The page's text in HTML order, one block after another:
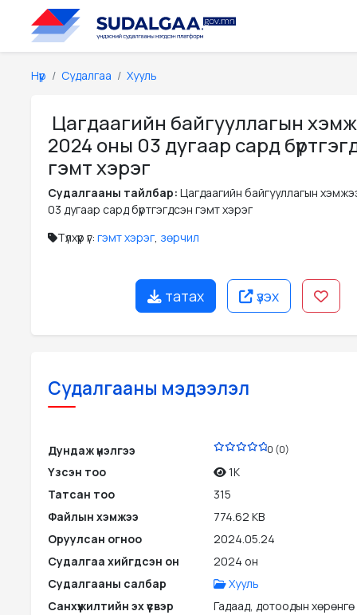
Нүүр Судалгаа Хууль
Цагдаагийн байгууллагын
2024 оны 03 дугаар сард
гэмт хэрэг
Судалгааны тайлбар: Цагдаагийн байгууллагын
03 дугаар сард бүртгэгдсэн гэмт хэрэг
Түлхүүр үг: гэмт хэрэг, зөрчил
татах үзэх
Судалгааны мэдээлэл
Дундаж үнэлгээ 0 (0)
Үзсэн тоо
1K
Татсан тоо
315
Файлын хэмжээ
774.62 KB
Оруулсан огноо
2024.05.24
Судалгаа хийгдсэн он
2024 он
Судалгааны салбар
Хууль
Санхүүжилтийн эх үүсвэр
Гадаад, дотоодын